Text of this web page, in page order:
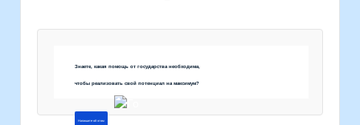
Знаете, какая помощь от государства необходима,
чтобы реализовать свой потенциал на максимум?
Напишите об этом